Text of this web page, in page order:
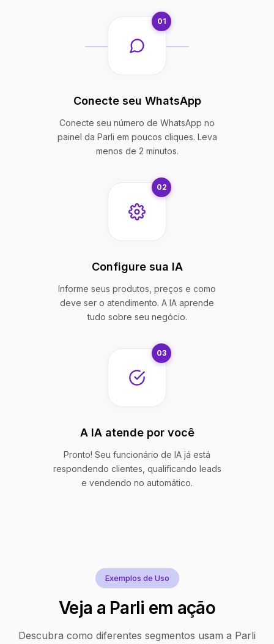
01
Conecte seu WhatsApp
Conecte seu número de WhatsApp no
painel da Parli em poucos cliques. Leva
menos de 2 minutos.
02
Configure sua IA
Informe seus produtos, preços e como
deve ser o atendimento. A IA aprende
tudo sobre seu negócio.
03
A IA atende por você
Pronto! Seu funcionário de IA já está
respondendo clientes, qualificando leads
e vendendo no automático.
Exemplos de Uso
Veja a Parli em ação
Descubra como diferentes segmentos usam a Parli